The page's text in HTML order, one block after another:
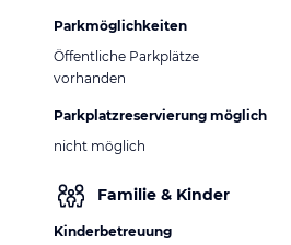
Parkmöglichkeiten
Öffentliche Parkplätze
vorhanden
Parkplatzreservierung möglich
nicht möglich
Familie & Kinder
Kinderbetreuung